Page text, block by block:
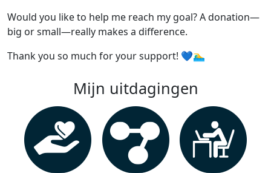
Would you like to help me reach my goal? A donation—
big or small—really makes a difference.
Thank you so much for your support! 💙🏊‍♂️
Mijn uitdagingen